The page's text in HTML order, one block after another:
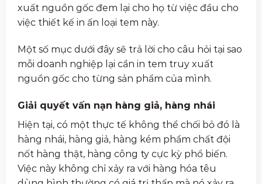
xuất nguồn gốc đem lại cho họ từ việc đầu cho
việc thiết kế in ấn loại tem này.
Một số mục dưới đây sẽ trả lời cho câu hỏi tại sao
mỗi doanh nghiệp lại cần in tem truy xuất
nguồn gốc cho từng sản phẩm của mình.
Giải quyết vấn nạn hàng giả, hàng nhái
Hiện tại, có một thực tế không thể chối bỏ đó là
hàng nhái, hàng giả, hàng kém phẩm chất đội
nốt hàng thật, hàng công ty cực kỳ phổ biến.
Việc này không chỉ xảy ra với hàng hóa têu